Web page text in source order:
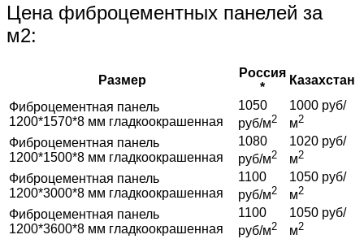
Цена фиброцементных панелей за
м2:
Размер
Россия
*
Казахстан
Фиброцементная панель
1200*1570*8 мм гладкоокрашенная
1050
руб/м2
1000 руб/
м2
Фиброцементная панель
1200*1500*8 мм гладкоокрашенная
1080
руб/м2
1020 руб/
м2
Фиброцементная панель
1200*3000*8 мм гладкоокрашенная
1100
руб/м2
1050 руб/
м2
Фиброцементная панель
1200*3600*8 мм гладкоокрашенная
1100
руб/м2
1050 руб/
м2